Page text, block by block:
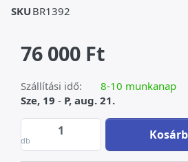
SKU BR1392
76 000 Ft
Szállítási idő:
8-10 munkanap
Sze, 19 - P, aug. 21.
db
Porcelán-bronz